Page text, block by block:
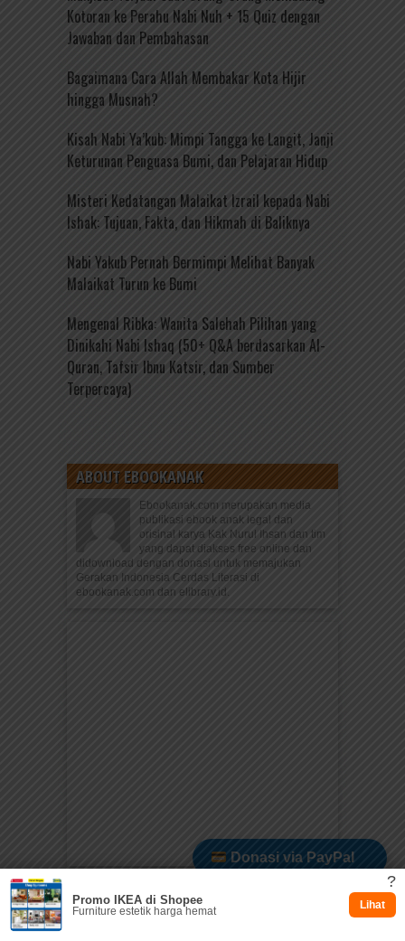
Kotoran ke Perahu Nabi Nuh + 15 Quiz dengan
Jawaban dan Pembahasan
Bagaimana Cara Allah Membakar Kota Hijir
hingga Musnah?
Kisah Nabi Ya’kub: Mimpi Tangga ke Langit, Janji
Keturunan Penguasa Bumi, dan Pelajaran Hidup
Misteri Kedatangan Malaikat Izrail kepada Nabi
Ishak: Tujuan, Fakta, dan Hikmah di Baliknya
Nabi Yakub Pernah Bermimpi Melihat Banyak
Malaikat Turun ke Bumi
Mengenal Ribka: Wanita Salehah Pilihan yang
Dinikahi Nabi Ishaq (50+ Q&A berdasarkan Al-
Quran, Tafsir Ibnu Katsir, dan Sumber
Terpercaya)
ABOUT EBOOKANAK
Ebookanak.com merupakan media
publikasi ebook anak legal dan
orisinal karya Kak Nurul Ihsan dan tim
yang dapat diakses free online dan
didownload dengan donasi untuk memajukan
Gerakan Indonesia Cerdas Literasi di
ebookanak.com dan elibrary.id.
Donasi via PayPal
Dukung via Kitabisa
?
Promo IKEA di Shopee
Furniture estetik harga hemat Lihat